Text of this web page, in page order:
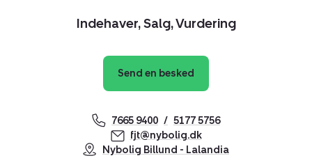
Indehaver, Salg, Vurdering
Send en besked
7665 9400
5177 5756
fjt@nybolig.dk
Nybolig Billund - Lalandia